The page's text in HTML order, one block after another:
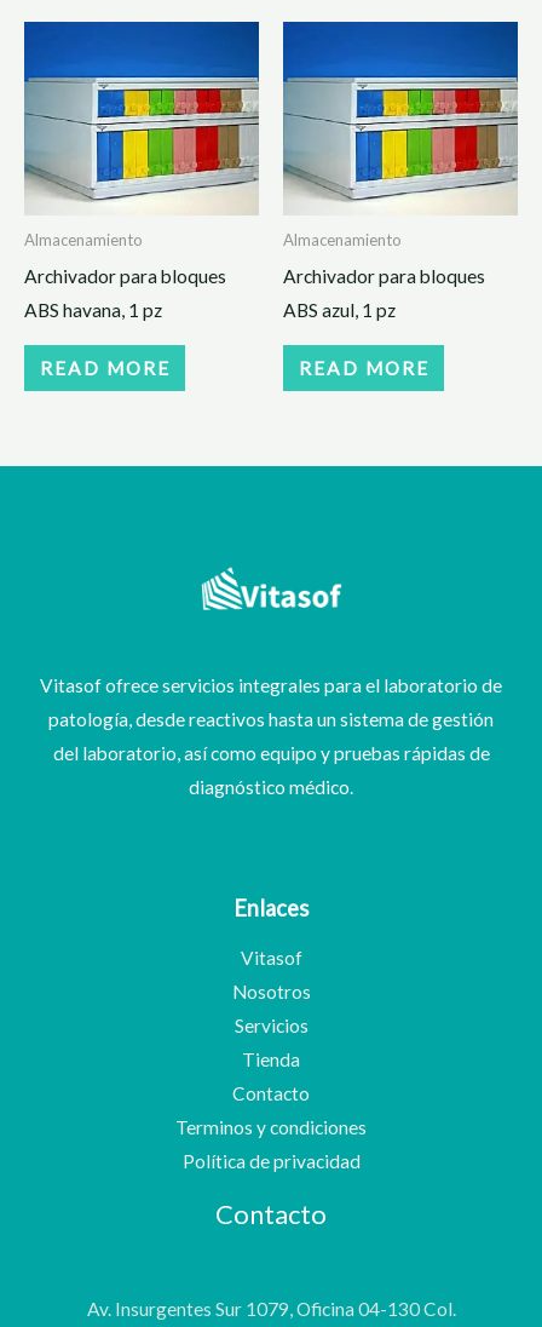
Almacenamiento
Archivador para bloques
ABS havana, 1 pz
READ MORE
Almacenamiento
Archivador para bloques
ABS azul, 1 pz
READ MORE
Vitasof ofrece servicios integrales para el laboratorio de
patología, desde reactivos hasta un sistema de gestión
del laboratorio, así como equipo y pruebas rápidas de
diagnóstico médico.
Enlaces
Vitasof
Nosotros
Servicios
Tienda
Contacto
Terminos y condiciones
Política de privacidad
Contacto
Av. Insurgentes Sur 1079, Oficina 04-130 Col.